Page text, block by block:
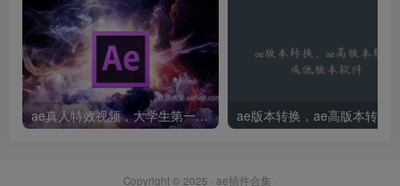
ae真人特效视频，大学生第一次做ppt怎么做
Copyright © 2025 · ae插件合集 ·